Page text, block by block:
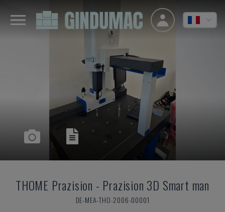
THOME Prazision - Prazision 3D Smart man
DE-MEA-THO-2006-00001